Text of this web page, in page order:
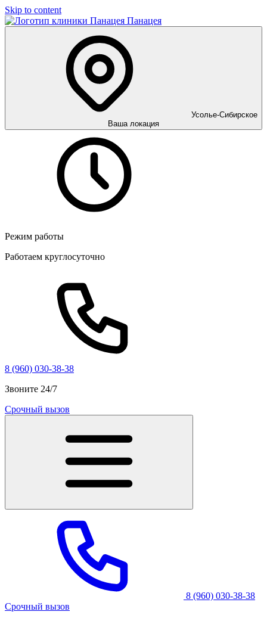
Skip to content
Панацея
Усолье-Сибирское
Ваша локация
Режим работы
Работаем круглосуточно
8 (960) 030-38-38
Звоните 24/7
Срочный вызов
8 (960) 030-38-38
Срочный вызов